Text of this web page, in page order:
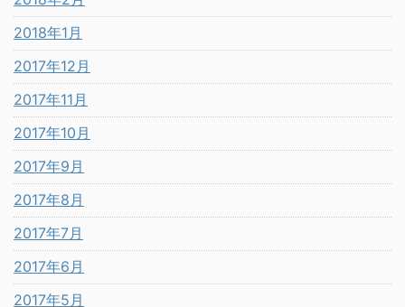
2018年1月
2017年12月
2017年11月
2017年10月
2017年9月
2017年8月
2017年7月
2017年6月
2017年5月